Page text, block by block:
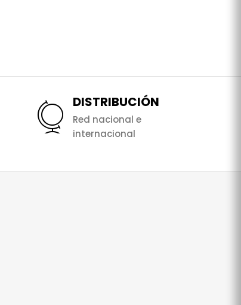
DISTRIBUCIÓN
Red nacional e
internacional